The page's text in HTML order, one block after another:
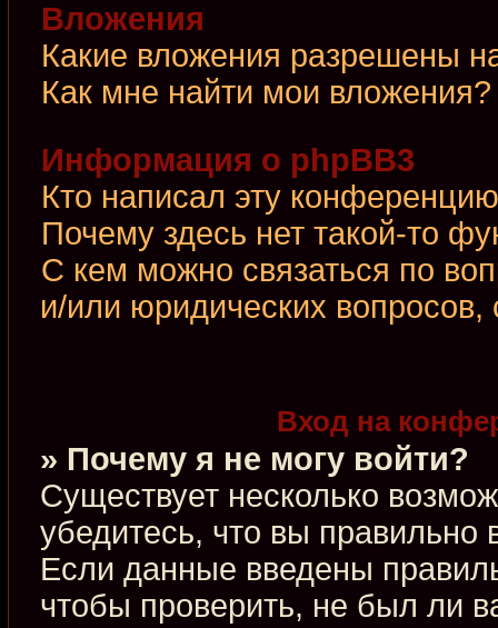
Вложения
Какие вложения разрешены
Как мне найти мои вложения?
Информация о phpBB3
Кто написал эту
Почему здесь нет такой-то
С кем можно связаться по
и/или юридических
Вход на
» Почему я не могу войти?
Существует несколько
убедитесь, что вы правильно
Если данные введены
чтобы проверить, не был ли